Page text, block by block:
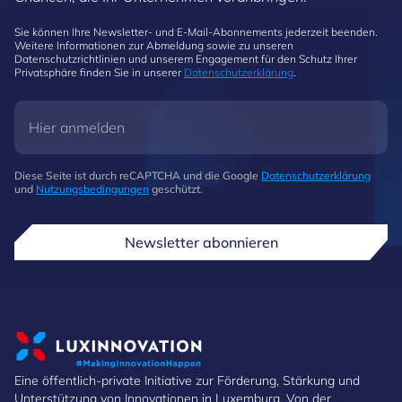
Sie können Ihre Newsletter- und E-Mail-Abonnements jederzeit beenden.
Weitere Informationen zur Abmeldung sowie zu unseren
Datenschutzrichtlinien und unserem Engagement für den Schutz Ihrer
Privatsphäre finden Sie in unserer Datenschutzerklärung.
Diese Seite ist durch reCAPTCHA und die Google Datenschutzerklärung
und Nutzungsbedingungen geschützt.
Newsletter abonnieren
Eine öffentlich-private Initiative zur Förderung, Stärkung und
Unterstützung von Innovationen in Luxemburg. Von der